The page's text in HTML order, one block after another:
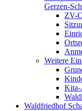
Gerzen-
ZV-
Weitere
Kita-
Waldfriedhof